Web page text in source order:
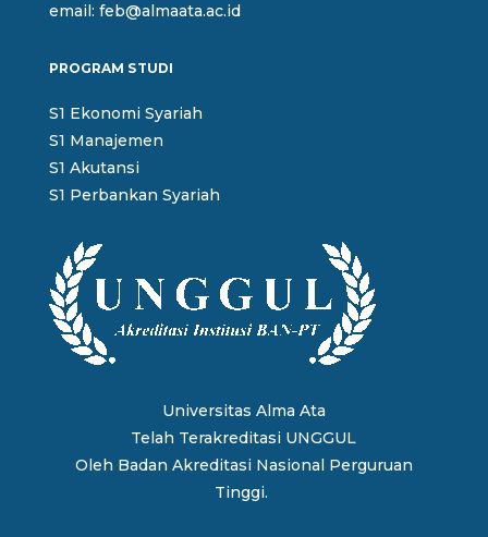
email: feb@almaata.ac.id
PROGRAM STUDI
S1 Ekonomi Syariah
S1 Manajemen
S1 Akutansi
S1 Perbankan Syariah
Universitas Alma Ata
Telah Terakreditasi UNGGUL
Oleh Badan Akreditasi Nasional Perguruan
Tinggi.